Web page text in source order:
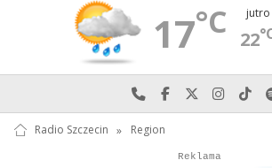
17°C jutro
22
Najlepiej po prostu do
Odwiedź nas na
Odwiedź
Radio Szczecin » Region
Autopromocja
Reklama